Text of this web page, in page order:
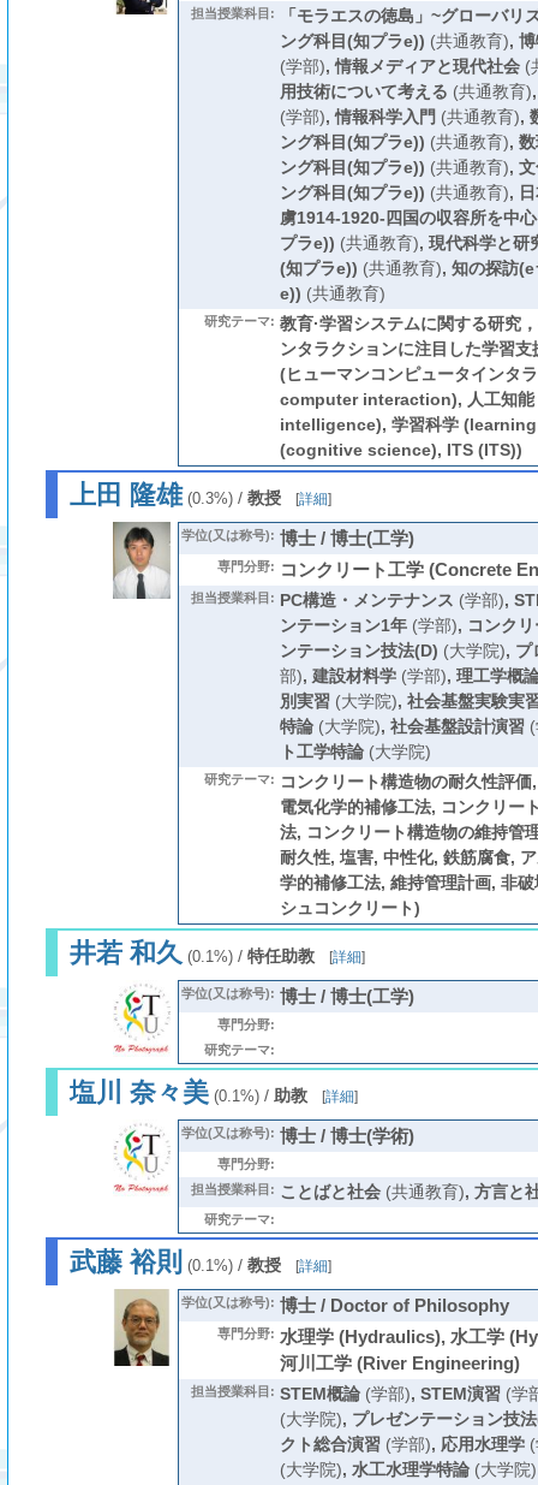
担当授業科目:
「モラエスの徳島」~グローバリ
ング科目(知プラe)) (共通教育),
(学部),情報メディアと現代社会(
用技術について考える (共通教育)
(学部),情報科学入門 (共通教育),
ング科目(知プラe)) (共通教育),
ング科目(知プラe)) (共通教育),
ング科目(知プラe)) (共通教育),
虜1914-1920-四国の収容所を中
プラe)) (共通教育), 現代科学と研
(知プラe)) (共通教育), 知の探訪
e)) (共通教育)
研究テーマ: 教育·学習システムに関する研究
ンタラクションに注目した学習
(ヒューマンコンピュータインタ
computer interaction), 人工知
intelligence), 学習科学
(cognitive science), ITS (ITS))
上田 隆雄(0.3%)/ 教授 [詳細]
学位(又は称号): 博士 / 博士(工学)
専門分野: コンクリート工学 (Concrete
担当授業科目: PC構造・メンテナンス (学部),
ンテーション1年(学部), コンク
ンテーション技法(D) (大学院), プ
部), 建設材料学(学部), 理工学概
別実習(大学院), 社会基盤実験実
特論(大学院), 社会基盤設計演習(
ト工学特論(大学院)
研究テーマ: コンクリート構造物の耐久性評
電気化学的補修工法, コンクリー
法, コンクリート構造物の維持管
耐久性, 塩害, 中性化, 鉄筋腐食,
学的補修工法, 維持管理計画, 非
シュコンクリート)
井若 和久 (0.1%)/ 特任助教 [詳細]
学位(又は称号): 博士 / 博士(工学)
専門分野:
研究テーマ:
塩川 奈々美(0.1%)/ 助教 [詳細]
学位(又は称号): 博士 / 博士(学術)
専門分野:
担当授業科目: ことばと社会(共通教育), 方言と
研究テーマ:
武藤 裕則 (0.1%)/ 教授 [詳細]
学位(又は称号): 博士 / Doctor of Philosophy
専門分野: 水理学 (Hydraulics), 水工学
河川工学 (River Engineering)
担当授業科目: STEM概論(学部), STEM演習(学
(大学院), プレゼンテーション技
クト総合演習(学部), 応用水理学(
(大学院), 水工水理学特論(大学院)